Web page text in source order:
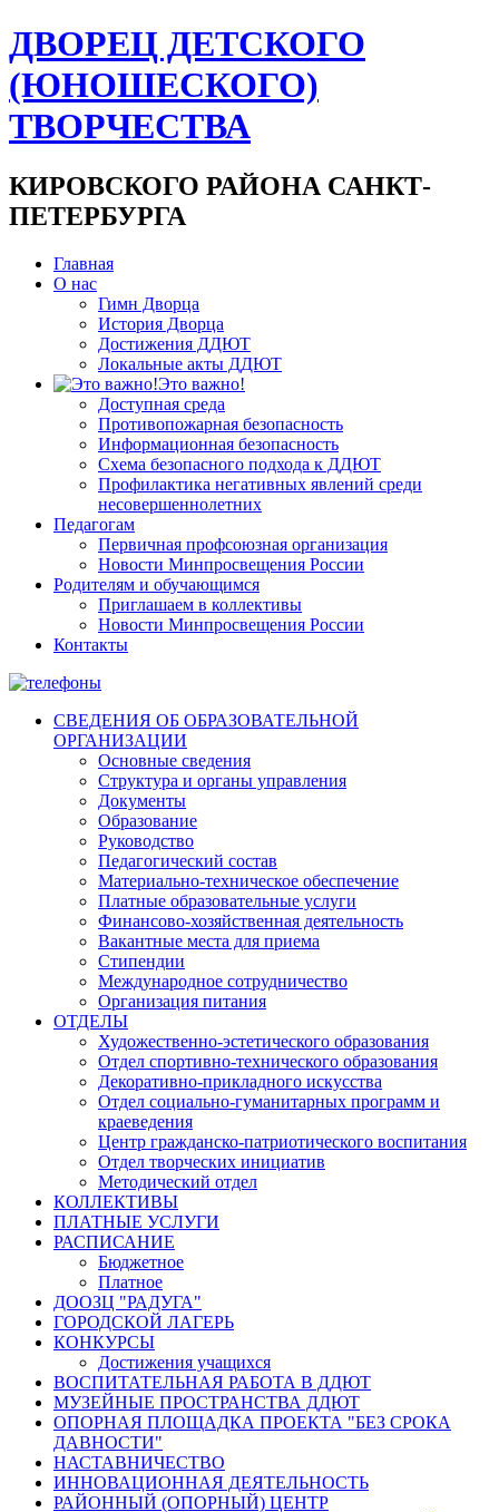
ДВОРЕЦ ДЕТСКОГО
(ЮНОШЕСКОГО)
ТВОРЧЕСТВА
КИРОВСКОГО РАЙОНА САНКТ-
ПЕТЕРБУРГА
Главная
О нас
Гимн Дворца
История Дворца
Достижения ДДЮТ
Локальные акты ДДЮТ
Это важно!
Доступная среда
Противопожарная безопасность
Информационная безопасность
Схема безопасного подхода к ДДЮТ
Профилактика негативных явлений среди
несовершеннолетних
Педагогам
Первичная профсоюзная организация
Новости Минпросвещения России
Родителям и обучающимся
Приглашаем в коллективы
Новости Минпросвещения России
Контакты
СВЕДЕНИЯ ОБ ОБРАЗОВАТЕЛЬНОЙ
ОРГАНИЗАЦИИ
Основные сведения
Структура и органы управления
Документы
Образование
Руководство
Педагогический состав
Материально-техническое обеспечение
Платные образовательные услуги
Финансово-хозяйственная деятельность
Вакантные места для приема
Стипендии
Международное сотрудничество
Организация питания
ОТДЕЛЫ
Художественно-эстетического образования
Отдел спортивно-технического образования
Декоративно-прикладного искусства
Отдел социально-гуманитарных программ и
краеведения
Центр гражданско-патриотического воспитания
Отдел творческих инициатив
Методический отдел
КОЛЛЕКТИВЫ
ПЛАТНЫЕ УСЛУГИ
РАСПИСАНИЕ
Бюджетное
Платное
ДООЗЦ "РАДУГА"
ГОРОДСКОЙ ЛАГЕРЬ
КОНКУРСЫ
Достижения учащихся
ВОСПИТАТЕЛЬНАЯ РАБОТА В ДДЮТ
МУЗЕЙНЫЕ ПРОСТРАНСТВА ДДЮТ
ОПОРНАЯ ПЛОЩАДКА ПРОЕКТА "БЕЗ СРОКА
ДАВНОСТИ"
НАСТАВНИЧЕСТВО
ИННОВАЦИОННАЯ ДЕЯТЕЛЬНОСТЬ
РАЙОННЫЙ (ОПОРНЫЙ) ЦЕНТР